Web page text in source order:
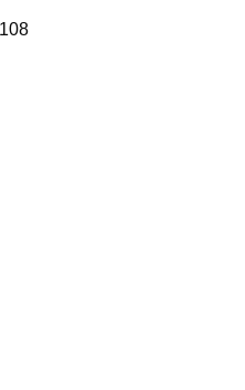
đổi vị trí của đèn mà không
thể điều chỉnh được số
sáng khác nhau. Tiết
sản phẩm LED, đèn LED
halogen hay huỳnh
sáng mạnh mẽ và ổn định.
lên đến 50.000 giờ ,